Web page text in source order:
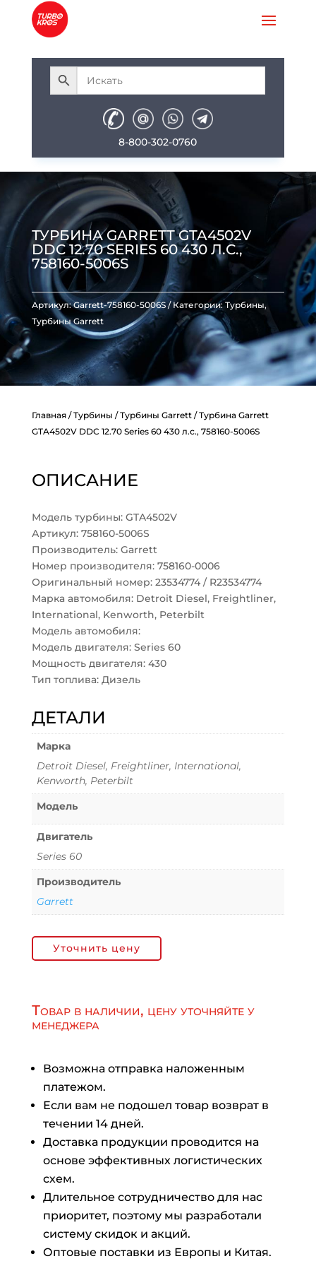
8-800-302-0760
ТУРБИНА GARRETT GTA4502V
DDC 12.70 SERIES 60 430 Л.С.,
758160-5006S
Артикул:Garrett-758160-5006S Категории: Турбины,
Турбины Garrett
Главная/Турбины /Турбины Garrett/ Турбина Garrett
GTA4502V DDC 12.70 Series 60 430 л.с., 758160-5006S
ОПИСАНИЕ
Модель турбины: GTA4502V
Артикул: 758160-5006S
Производитель: Garrett
Номер производителя: 758160-0006
Оригинальный номер: 23534774 / R23534774
Марка автомобиля: Detroit Diesel, Freightliner,
International, Kenworth, Peterbilt
Модель автомобиля:
Модель двигателя: Series 60
Мощность двигателя: 430
Тип топлива: Дизель
ДЕТАЛИ
Марка
Detroit Diesel, Freightliner, International,
Kenworth, Peterbilt
Модель
Двигатель
Series 60
Производитель
Garrett
Уточнить цену
Товар в наличии, цену уточняйте у
менеджера
Возможна отправка наложенным
платежом.
Если вам не подошел товар возврат в
течении 14 дней.
Доставка продукции проводится на
основе эффективных логистических
схем.
Длительное сотрудничество для нас
приоритет, поэтому мы разработали
систему скидок и акций.
Оптовые поставки из Европы и Китая.